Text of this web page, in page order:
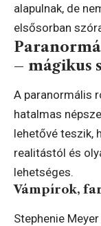
alapulnak, de
elsősorban
– mágikus
A paranormális
hatalmas
lehetővé teszik,
realitástól és
lehetséges.
Vámpírok,
Stephenie Meyer